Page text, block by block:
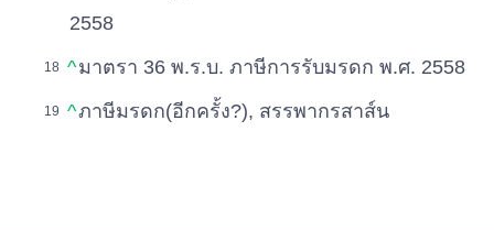
2558
^มาตรา 36 พ.ร.บ. ภาษีการรับมรดก พ.ศ. 2558
^ภาษีมรดก(อีกครั้ง?), สรรพากรสาส์น